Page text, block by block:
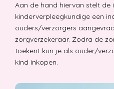
Hartslag- en saturatiebewaking
Bijvoorbeeld bij een epileptisch
Aan de hand hiervan stelt de
kinderverpleegkundige een
ouders/verzorgers
zorgverzekeraar. Zodra de
toekent kun je als ouder/
kind inkopen.